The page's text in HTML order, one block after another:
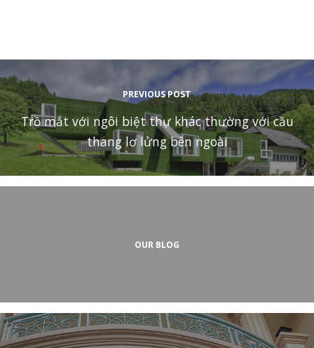
PREVIOUS POST
Trồ mắt với ngôi biệt thự khác thường với cầu
thang lơ lửng bên ngoài
OUR BLOG